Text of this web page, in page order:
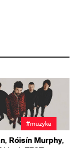
#muzyka
, Róisín Murphy,